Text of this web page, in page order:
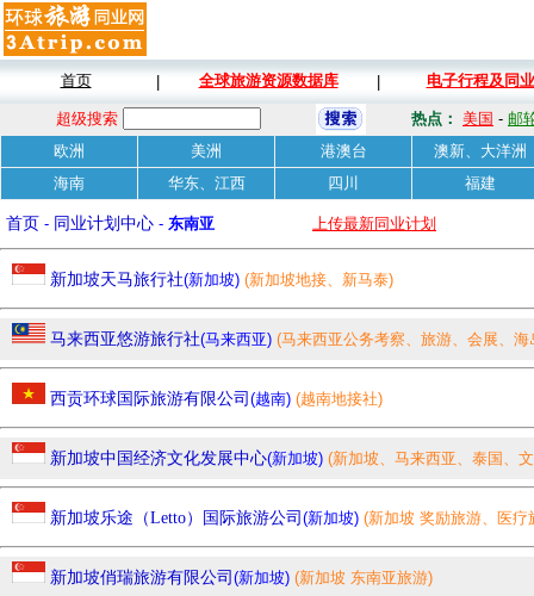
首页 全球旅游资源数据库 电子行程及同
超级搜索 热点： 美国 - 邮
欧洲
美洲 港澳台
澳新、大洋洲
海南
华东、江西 四川 福建
首页 - 同业计划中心 - 东南亚 上传最新同业计划
新加坡天马旅行社(新加坡) (新加坡地接、新马泰)
马来西亚悠游旅行社(马来西亚) (马来西亚公务考察、旅游、会展、
西贡环球国际旅游有限公司 (越南) (越南地接社)
新加坡中国经济文化发展中心(新加坡) (新加坡、马来西亚、泰国、
东南亚国家团队旅游、公商务考察、教育培训、展会服务等。)
新加坡乐途（Letto）国际旅游公司 (新加坡) (新加坡 奖励旅游、医疗
假旅游、教育旅游、文化交流、培训考察)
新加坡俏瑞旅游有限公司 (新加坡) (新加坡 东南亚旅游)